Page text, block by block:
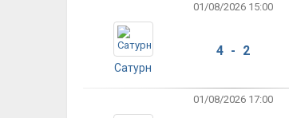
01/08/2026 15:00
Сатурн
4 - 2
01/08/2026 17:00